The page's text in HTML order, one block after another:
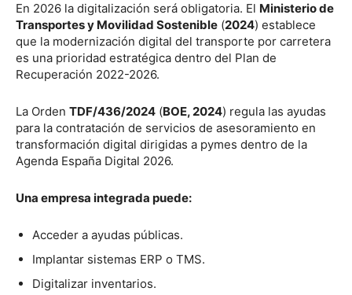
En 2026 la digitalización será obligatoria. El Ministerio de
Transportes y Movilidad Sostenible (2024) establece
que la modernización digital del transporte por carretera
es una prioridad estratégica dentro del Plan de
Recuperación 2022-2026.
La Orden TDF/436/2024 (BOE, 2024) regula las ayudas
para la contratación de servicios de asesoramiento en
transformación digital dirigidas a pymes dentro de la
Agenda España Digital 2026.
Una empresa integrada puede:
Acceder a ayudas públicas.
Implantar sistemas ERP o TMS.
Digitalizar inventarios.